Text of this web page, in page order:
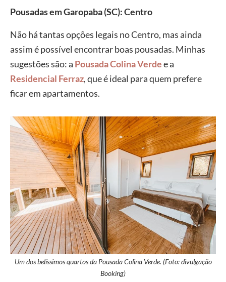
Pousadas em Garopaba (SC): Centro
Não há tantas opções legais no Centro, mas ainda
assim é possível encontrar boas pousadas. Minhas
sugestões são: a Pousada Colina Verdee a
Residencial Ferraz, que é ideal para quem prefere
ficar em apartamentos.
Um dos belíssimos quartos da Pousada Colina Verde. (Foto: divulgação
Booking)